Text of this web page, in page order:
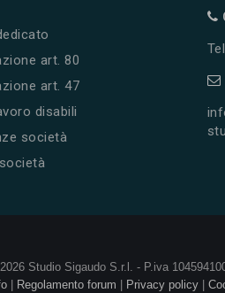
art. 80
art. 47
disabili
società
Studio Sigaudo S.r.l. - P.iva
| Regolamento forum | Privacy policy |